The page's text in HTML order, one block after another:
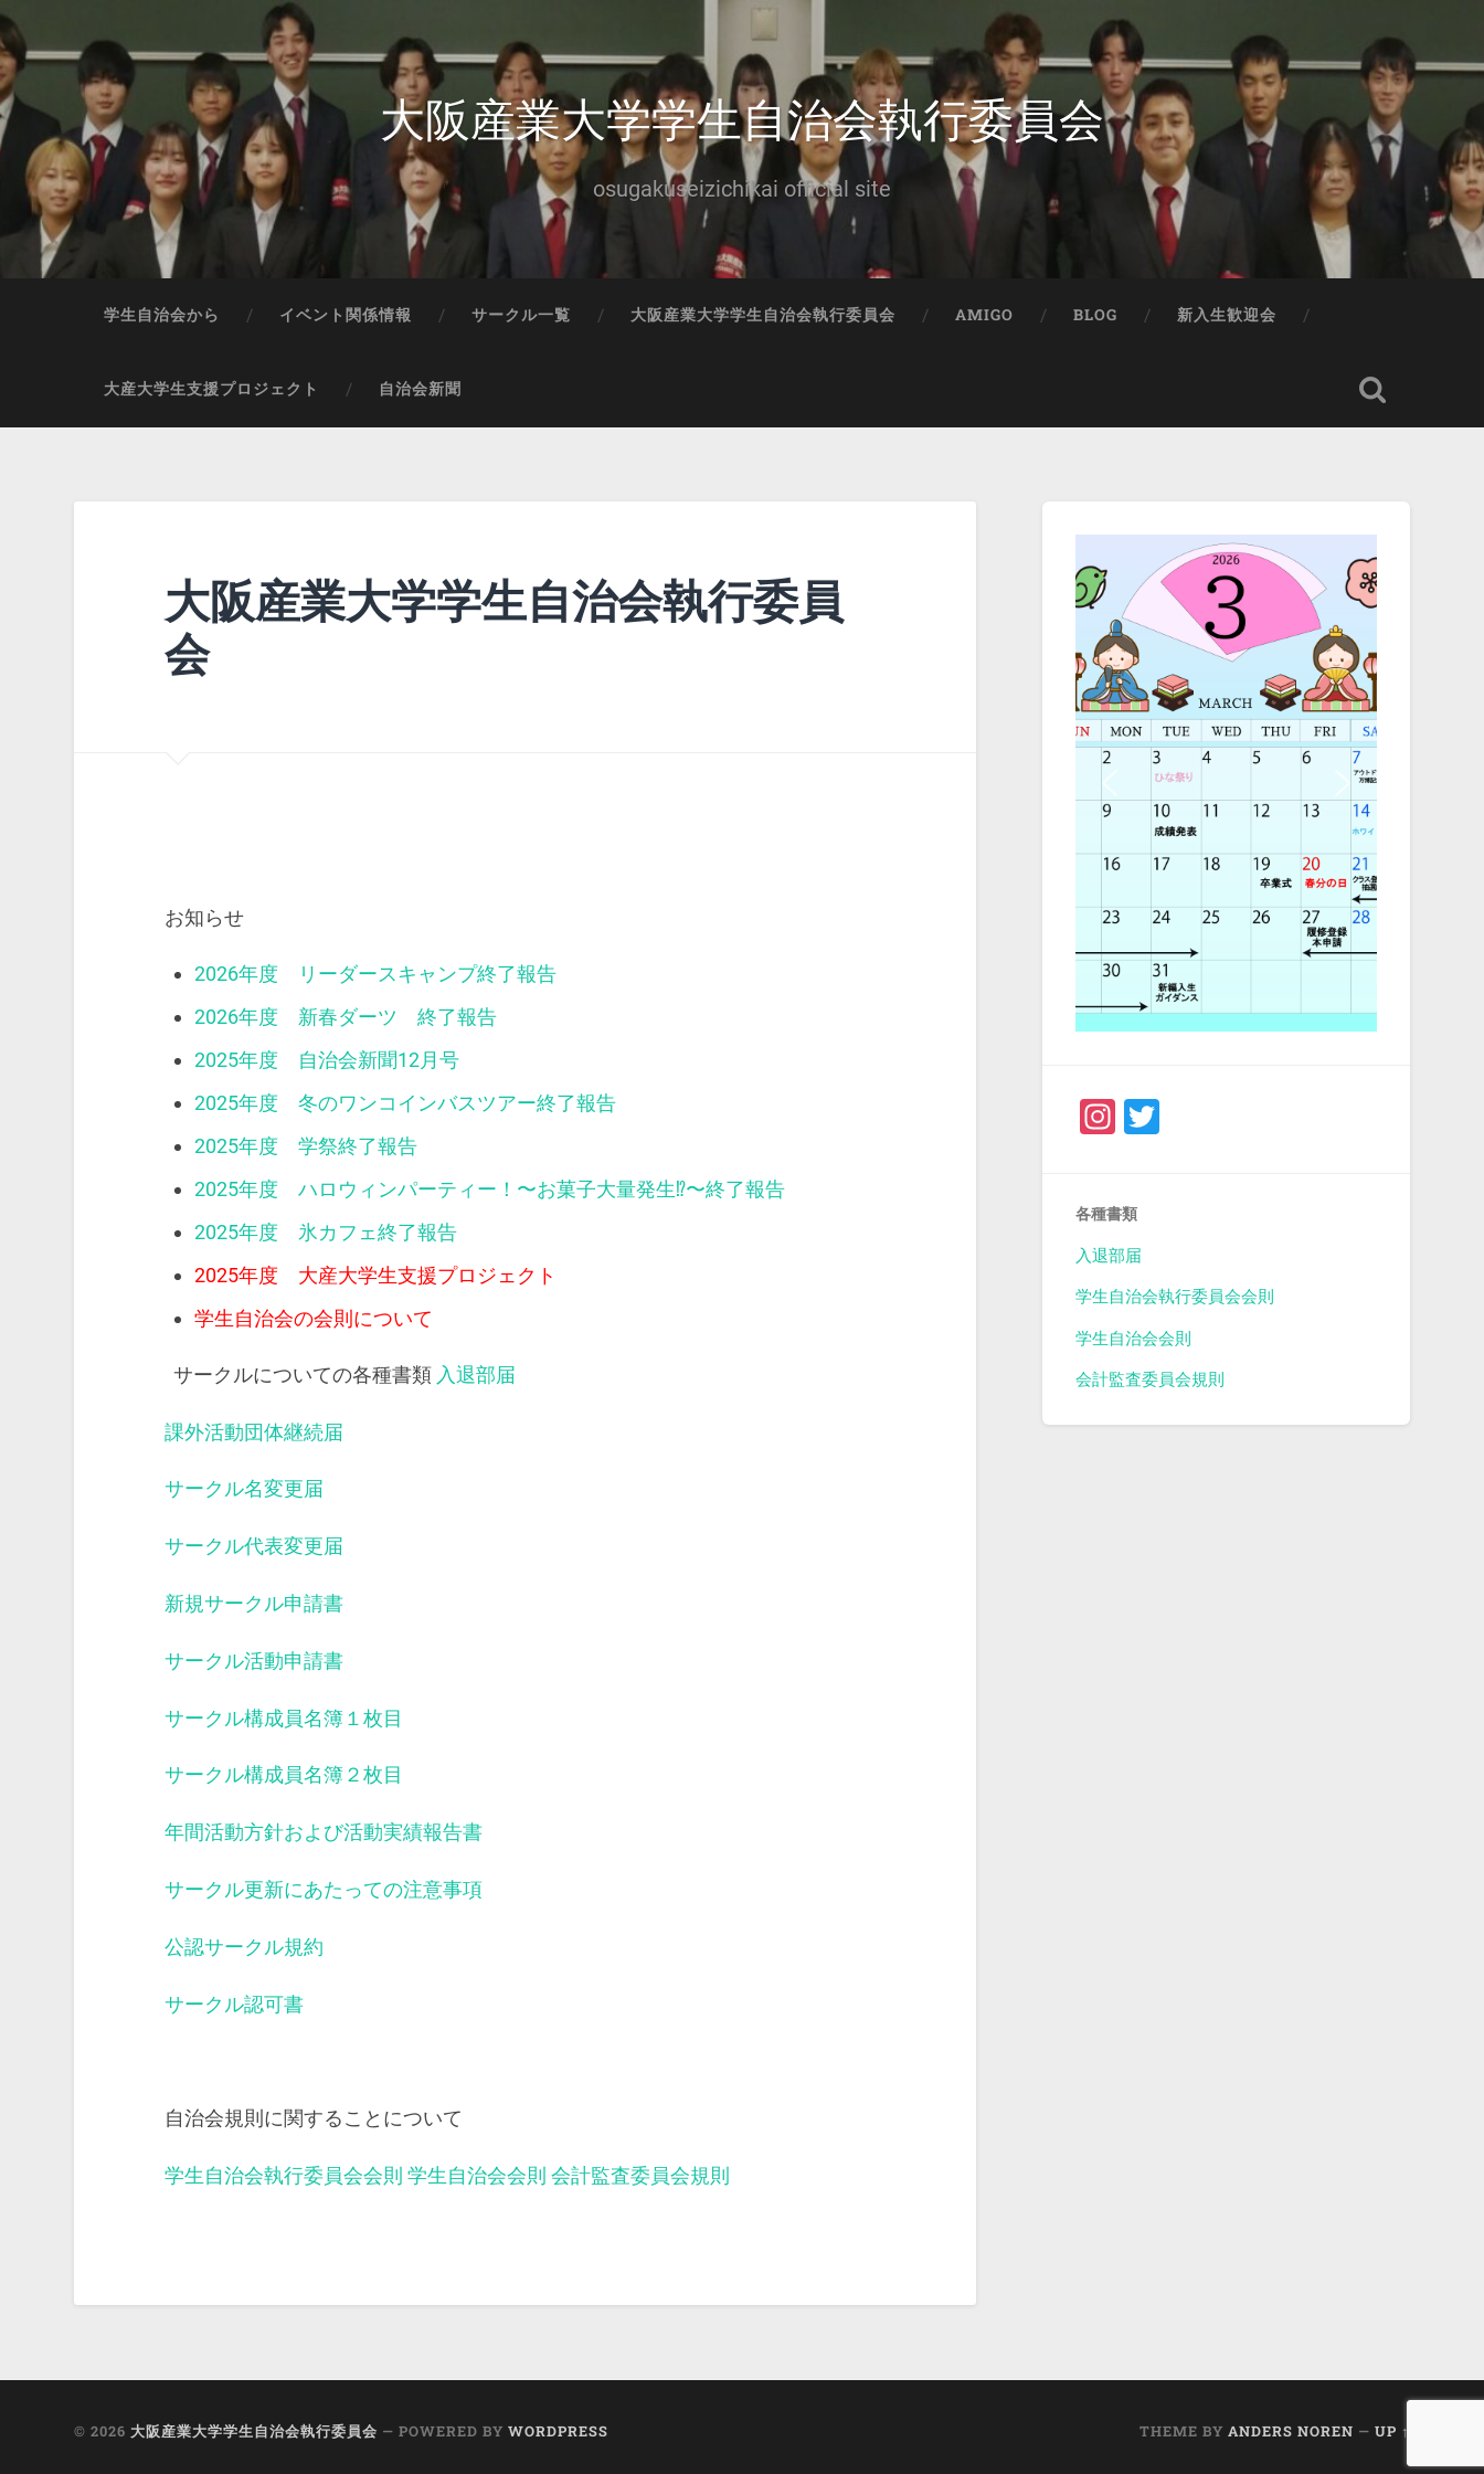
大阪産業大学学生自治会執行委員会
osugakuseizichikai official site
学生自治会から イベント関係情報 サークル一覧 大阪産業大学学生自治会執行委員会 AMIGO BLOG 新入生歓迎会
大産大学生支援プロジェクト 自治会新聞
大阪産業大学学生自治会執行委員
会
お知らせ
2026年度 リーダースキャンプ終了報告
2026年度 新春ダーツ 終了報告
2025年度 自治会新聞12月号
2025年度 冬のワンコインバスツアー終了報告
2025年度 学祭終了報告
2025年度 ハロウィンパーティー！〜お菓子大量発生⁉︎〜終了報告
2025年度 氷カフェ終了報告
2025年度 大産大学生支援プロジェクト
学生自治会の会則について
サークルについての各種書類 入退部届
課外活動団体継続届
サークル名変更届
サークル代表変更届
新規サークル申請書
サークル活動申請書
サークル構成員名簿１枚目
サークル構成員名簿２枚目
年間活動方針および活動実績報告書
サークル更新にあたっての注意事項
公認サークル規約
サークル認可書
自治会規則に関することについて
学生自治会執行委員会会則 学生自治会会則 会計監査委員会規則
Instagram
各種書類
入退部届
学生自治会執行委員会会則
学生自治会会則
会計監査委員会規則
© 2026 大阪産業大学学生自治会執行委員会 — POWERED BYWORDPRESS THEME BY ANDERS NOREN — UP ↑